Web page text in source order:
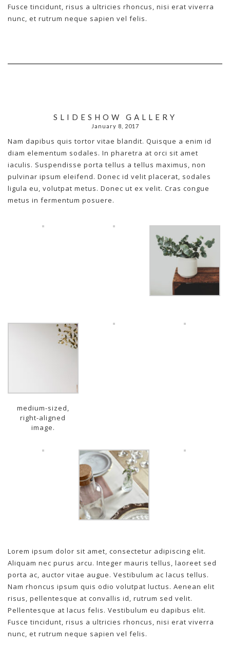
Fusce tincidunt, risus a ultricies rhoncus, nisi erat viverra
nunc, et rutrum neque sapien vel felis.
SLIDESHOW GALLERY
January 8, 2017
Nam dapibus quis tortor vitae blandit. Quisque a enim id
diam elementum sodales. In pharetra at orci sit amet
iaculis. Suspendisse porta tellus a tellus maximus, non
pulvinar ipsum eleifend. Donec id velit placerat, sodales
ligula eu, volutpat metus. Donec ut ex velit. Cras congue
metus in fermentum posuere.
medium-sized,
right-aligned
image.
Lorem ipsum dolor sit amet, consectetur adipiscing elit.
Aliquam nec purus arcu. Integer mauris tellus, laoreet sed
porta ac, auctor vitae augue. Vestibulum ac lacus tellus.
Nam rhoncus ipsum quis odio volutpat luctus. Aenean elit
risus, pellentesque at convallis id, rutrum sed velit.
Pellentesque at lacus felis. Vestibulum eu dapibus elit.
Fusce tincidunt, risus a ultricies rhoncus, nisi erat viverra
nunc, et rutrum neque sapien vel felis.